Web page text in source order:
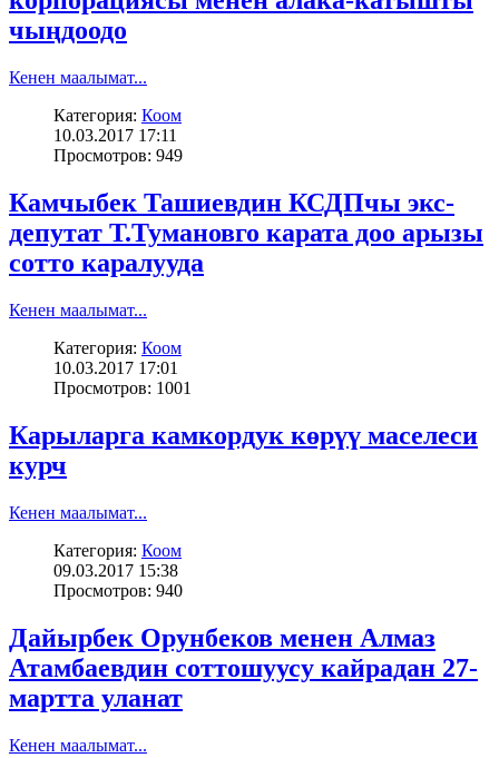
чыңдоодо
Кенен маалымат...
Категория: Коом
10.03.2017 17:11
Просмотров: 949
Камчыбек Ташиевдин КСДПчы экс-
депутат Т.Тумановго карата доо арызы
сотто каралууда
Кенен маалымат...
Категория: Коом
10.03.2017 17:01
Просмотров: 1001
Карыларга камкордук көрүү маселеси
курч
Кенен маалымат...
Категория: Коом
09.03.2017 15:38
Просмотров: 940
Дайырбек Орунбеков менен Алмаз
Атамбаевдин соттошуусу кайрадан 27-
мартта уланат
Кенен маалымат...